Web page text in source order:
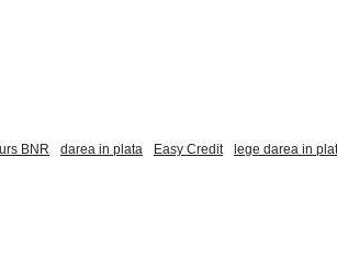
BNR darea in plata Easy Credit lege darea in